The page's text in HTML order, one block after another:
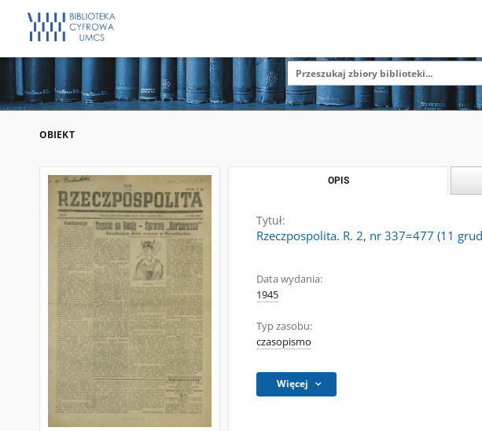
OBIEKT
OPIS
Tytuł:
Rzeczpospolita. R. 2, nr 337=477 (11
Data wydania:
1945
Typ zasobu:
czasopismo
Więcej